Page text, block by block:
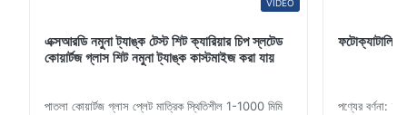
VIDEO
এক্সআরডি নমুনা ট্যাঙ্ক টেস্ট শিট ক্যারিয়ার চিপ স্লটেড
কোয়ার্টজ গ্লাস শিট নমুনা ট্যাঙ্ক কাস্টমাইজ করা যায়
পাতলা কোয়ার্টজ গ্লাস প্লেট মাত্রিক স্থিতিশীল 1-1000 মিমি
পণ্যের বর্ণনা: